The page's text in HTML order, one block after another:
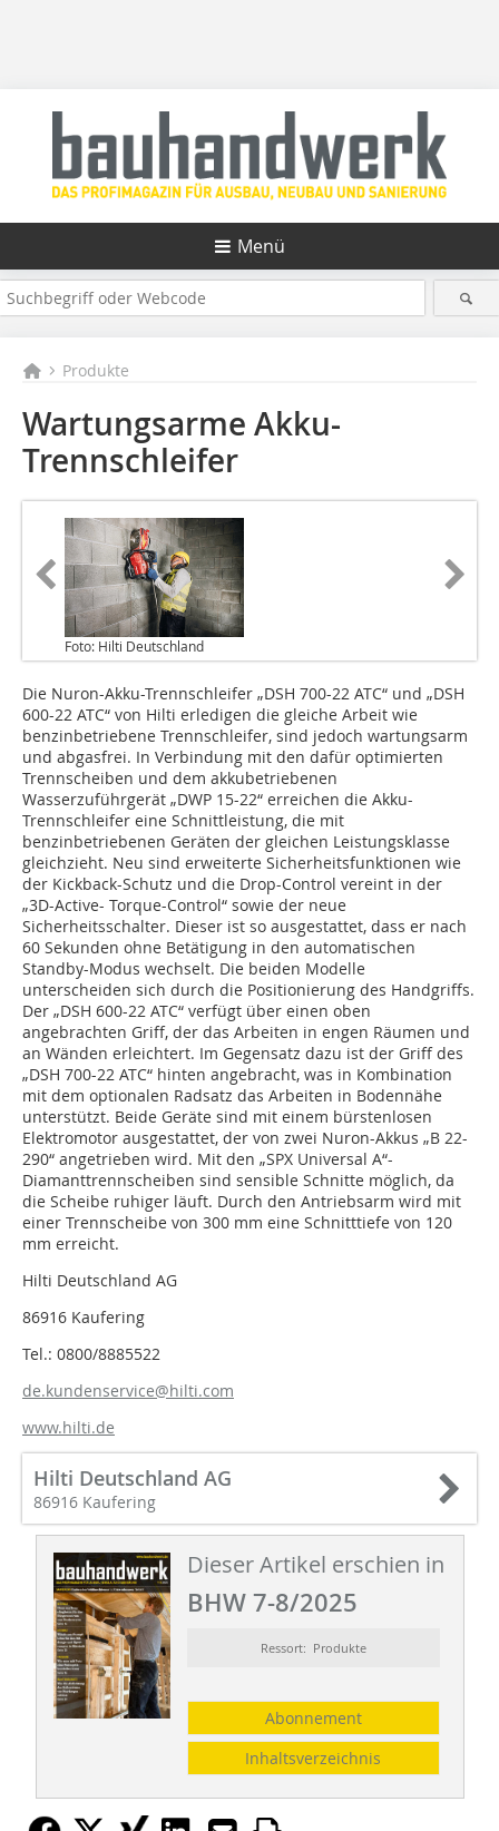
Menü
Produkte
Wartungsarme Akku-
Trennschleifer
Foto: Hilti Deutschland
Die Nuron-Akku-Trennschleifer „DSH 700-22 ATC“ und „DSH
600-22 ATC“ von Hilti erledigen die gleiche Arbeit wie
benzinbetriebene Trennschleifer, sind jedoch wartungsarm
und abgasfrei. In Verbindung mit den dafür optimierten
Trennscheiben und dem akkubetriebenen
Wasserzuführgerät „DWP 15-22“ erreichen die Akku-
Trennschleifer eine Schnittleistung, die mit
benzinbetriebenen Geräten der gleichen Leistungsklasse
gleichzieht. Neu sind erweiterte Sicherheitsfunktionen wie
der Kickback-Schutz und die Drop-Control vereint in der
„3D-Active- Torque-Control“ sowie der neue
Sicherheitsschalter. Dieser ist so ausgestattet, dass er nach
60 Sekunden ohne Betätigung in den automatischen
Standby-Modus wechselt. Die beiden Modelle
unterscheiden sich durch die Positionierung des Handgriffs.
Der „DSH 600-22 ATC“ verfügt über einen oben
angebrachten Griff, der das Arbeiten in engen Räumen und
an Wänden erleichtert. Im Gegensatz dazu ist der Griff des
„DSH 700-22 ATC“ hinten angebracht, was in Kombination
mit dem optionalen Radsatz das Arbeiten in Bodennähe
unterstützt. Beide Geräte sind mit einem bürstenlosen
Elektromotor ausgestattet, der von zwei Nuron-Akkus „B 22-
290“ angetrieben wird. Mit den „SPX Universal A“-
Diamanttrennscheiben sind sensible Schnitte möglich, da
die Scheibe ruhiger läuft. Durch den Antriebsarm wird mit
einer Trennscheibe von 300 mm eine Schnitttiefe von 120
mm erreicht.
Hilti Deutschland AG
86916 Kaufering
Tel.: 0800/8885522
de.kundenservice@hilti.com
www.hilti.de
Hilti Deutschland AG
86916 Kaufering
Dieser Artikel erschien in
BHW 7-8/2025
Ressort: Produkte
Abonnement
Inhaltsverzeichnis